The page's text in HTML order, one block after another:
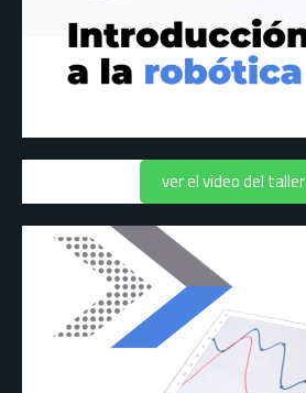
ver el video del taller